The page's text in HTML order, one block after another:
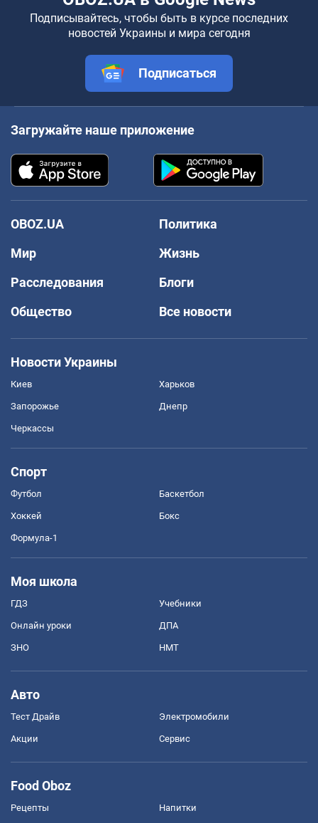
Подписывайтесь, чтобы быть в курсе последних
новостей Украины и мира сегодня
Подписаться
Загружайте наше приложение
OBOZ.UA
Политика
Мир
Жизнь
Расследования
Блоги
Общество
Все новости
Новости Украины
Киев Харьков
Запорожье Днепр
Черкассы
Спорт
Футбол Баскетбол
Хоккей Бокс
Формула-1
Моя школа
ГДЗ Учебники
Онлайн уроки ДПА
ЗНО НМТ
Авто
Тест Драйв Электромобили
Акции Сервис
Food Oboz
Рецепты Напитки